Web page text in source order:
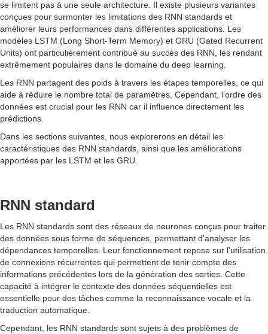
se limitent pas à une seule architecture. Il existe plusieurs variantes
conçues pour surmonter les limitations des RNN standards et
améliorer leurs performances dans différentes applications. Les
modèles LSTM (Long Short-Term Memory) et GRU (Gated Recurrent
Units) ont particulièrement contribué au succès des RNN, les rendant
extrêmement populaires dans le domaine du deep learning.
Les RNN partagent des poids à travers les étapes temporelles, ce qui
aide à réduire le nombre total de paramètres. Cependant, l’ordre des
données est crucial pour les RNN car il influence directement les
prédictions.
Dans les sections suivantes, nous explorerons en détail les
caractéristiques des RNN standards, ainsi que les améliorations
apportées par les LSTM et les GRU.
RNN standard
Les RNN standards sont des réseaux de neurones conçus pour traiter
des données sous forme de séquences, permettant d’analyser les
dépendances temporelles. Leur fonctionnement repose sur l’utilisation
de connexions récurrentes qui permettent de tenir compte des
informations précédentes lors de la génération des sorties. Cette
capacité à intégrer le contexte des données séquentielles est
essentielle pour des tâches comme la reconnaissance vocale et la
traduction automatique.
Cependant, les RNN standards sont sujets à des problèmes de